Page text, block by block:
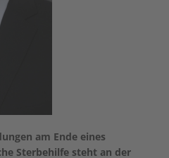
am Ende eines
Sterbehilfe steht an der